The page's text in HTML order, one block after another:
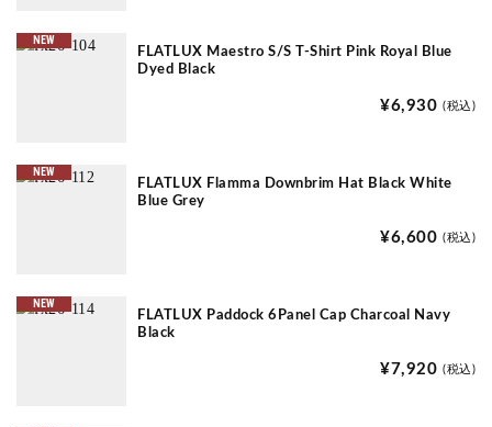
NEW
FLATLUX Maestro S/S T-Shirt Pink Royal Blue
Dyed Black
¥6,930 (税込)
NEW
FLATLUX Flamma Downbrim Hat Black White
Blue Grey
¥6,600 (税込)
NEW
FLATLUX Paddock 6Panel Cap Charcoal Navy
Black
¥7,920 (税込)